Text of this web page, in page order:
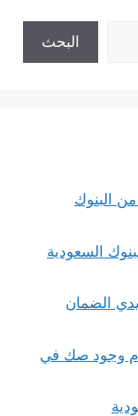
البحث
مقارنة أقل نسبة شراء مديونية 2026 من البنوك
السعودية
الضمان
وجود صك في